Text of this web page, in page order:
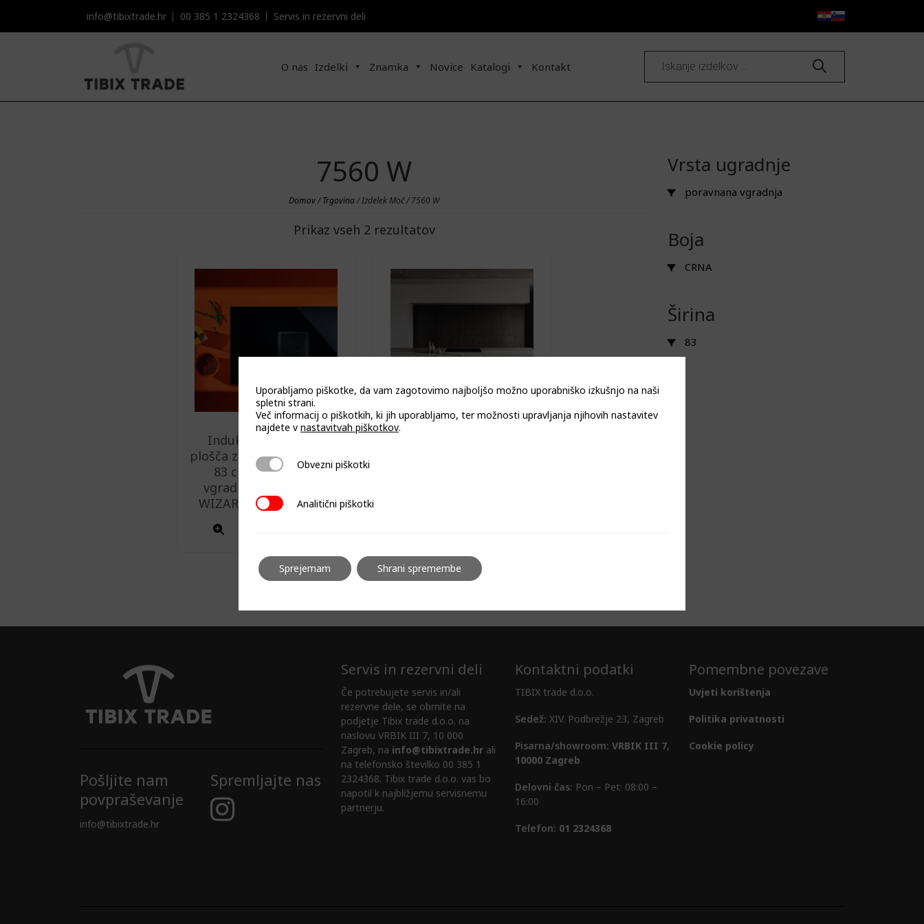
info@tibixtrade.hr 00 385 1 2324368 Servis in rezervni deli
O nas Izdelki Znamka Novice Katalogi Kontakt Products
search
7560 W
Domov/Trgovina/ Izdelek Moč / 7560 W
Prikaz vseh 2 rezultatov
Indukcijska kuhalna
plošča z integrirano napo
83 cm, poravnana
vgradnja brez okvirja
WIZARD 2.0 (730 m3/h)
Vrsta ugradnje
poravnana vgradnja
Boja
CRNA
Širina
83
Pošljite nam
povpraševanje
info@tibixtrade.hr
Spremljajte nas
Servis in rezervni deli
Če potrebujete servis in/ali
rezervne dele, se obrnite na
podjetje Tibix trade d.o.o. na
naslovu VRBIK III 7, 10 000
Zagreb, na info@tibixtrade.hrali
na telefonsko številko 00 385 1
2324368. Tibix trade d.o.o. vas bo
napotil k najbližjemu servisnemu
partnerju.
Kontaktni podatki
TIBIX trade d.o.o.
Sedež: XIV. Podbrežje 23, Zagreb
Pisarna/showroom: VRBIK III 7,
10000 Zagreb
Delovni čas: Pon – Pet: 08:00 –
16:00
Telefon: 01 2324368
Pomembne povezave
Uvjeti korištenja
Politika privatnosti
Cookie policy
Uporabljamo piškotke, da vam zagotovimo najboljšo možno uporabniško izkušnjo na naši
spletni strani.
Več informacij o piškotkih, ki jih uporabljamo, ter možnosti upravljanja njihovih nastavitev
najdete v nastavitvah piškotkov.
Obvezni piškotki
Obvezni piškotki
Analitični piškotki
Analitični piškotki
Sprejemam Shrani spremembe